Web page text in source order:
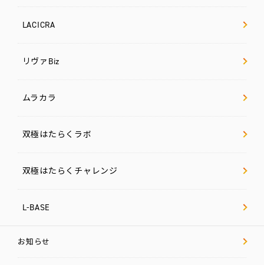
LACICRA
リヴァBiz
ムラカラ
双極はたらくラボ
双極はたらくチャレンジ
L-BASE
お知らせ